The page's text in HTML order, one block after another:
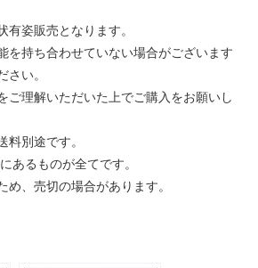
有姿販売となります。
を持ち合わせていない場合がございます
さい。
ご理解いただいた上でご購入をお願いし
料別途です。
あるものが全てです。
め、売切の場合があります。